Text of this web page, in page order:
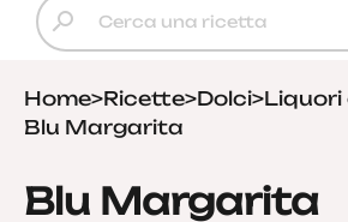
Home>Ricette>Dolci>
Blu Margarita
Blu Margarita